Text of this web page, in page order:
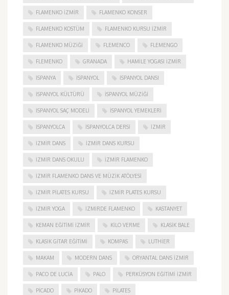
FLAMENKO IZMIR FLAMENKO KONSER
FLAMENKO KOSTÜM FLAMENKO KURSU İZMIR
FLAMENKO MÜZIĞI FLEMENCO FLEMENGO
FLEMENKO GRANADA HAMILE YOGASI İZMIR
ISPANYA İSPANYOL İSPANYOL DANSI
İSPANYOL KÜLTÜRÜ İSPANYOL MÜZIĞI
İSPANYOL SAÇ MODELI İSPANYOL YEMEKLERI
İSPANYOLCA İSPANYOLCA DERSI IZMIR
IZMIR DANS IZMIR DANS KURSU
IZMIR DANS OKULU IZMIR FLAMENKO
İZMIR FLAMENKO DANS VE MÜZIK ATÖLYESI
İZMIR PILATES KURSU İZMIR PLATES KURSU
İZMIR YOGA IZMIRDE FLAMENKO KASTANYET
KEMAN EĞITIMI İZMIR KILO VERME KLASIK BALE
KLASIK GITAR EĞITIMI KOMPAS LUTHIER
MAKAM MODERN DANS ORYANTAL DANS İZMIR
PACO DE LUCIA PALO PERKÜSYON EĞITIMI İZMIR
PICADO PIKADO PILATES